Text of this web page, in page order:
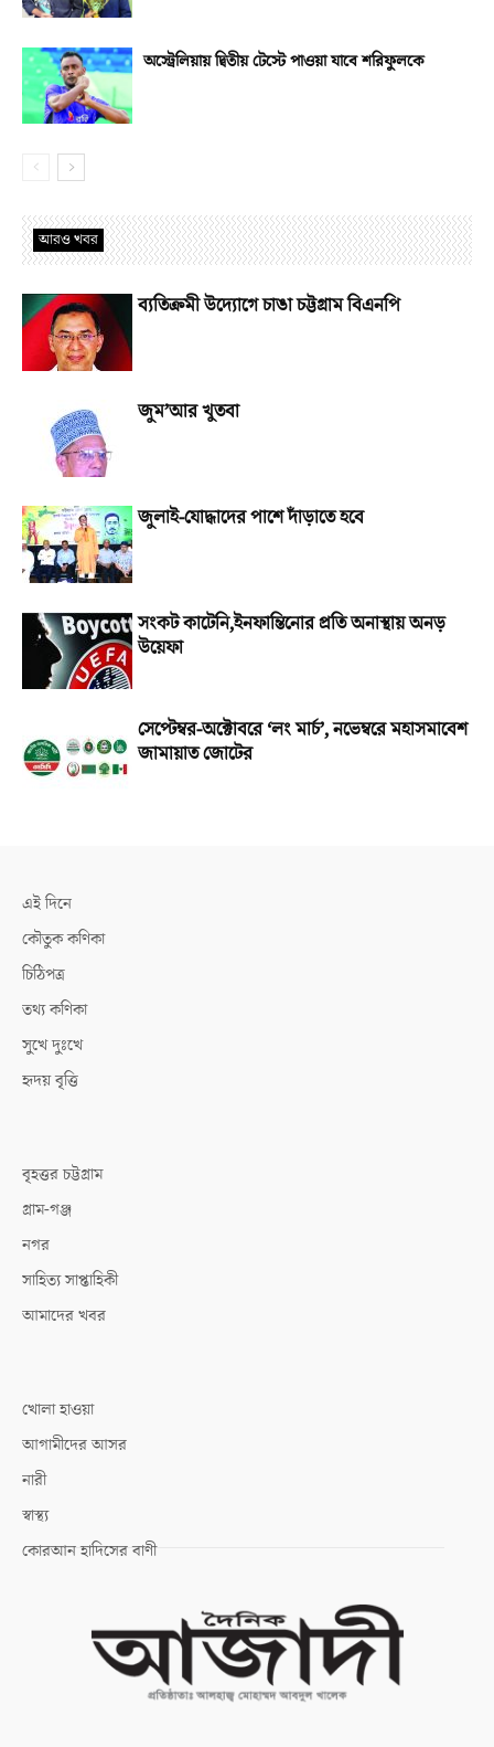
অস্ট্রেলিয়ায় দ্বিতীয় টেস্টে পাওয়া যাবে শরিফুলকে
আরও খবর
ব্যতিক্রমী উদ্যোগে চাঙা চট্টগ্রাম বিএনপি
জুম’আর খুতবা
জুলাই-যোদ্ধাদের পাশে দাঁড়াতে হবে
সংকট কাটেনি,ইনফান্তিনোর প্রতি অনাস্থায় অনড়
উয়েফা
সেপ্টেম্বর-অক্টোবরে ‘লং মার্চ’, নভেম্বরে মহাসমাবেশ
জামায়াত জোটের
এই দিনে
কৌতুক কণিকা
চিঠিপত্র
তথ্য কণিকা
সুখে দুঃখে
হৃদয় বৃত্তি
বৃহত্তর চট্টগ্রাম
গ্রাম-গঞ্জ
নগর
সাহিত্য সাপ্তাহিকী
আমাদের খবর
খোলা হাওয়া
আগামীদের আসর
নারী
স্বাস্থ্য
কোরআন হাদিসের বাণী